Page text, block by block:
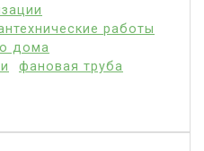
работы
дома
фановая труба